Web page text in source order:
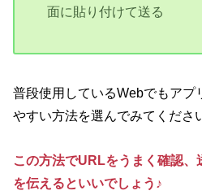
面に貼り付けて送る
普段使用しているWebでもアプ
やすい方法を選んでみてくださ
この方法でURLをうまく確認、
を伝えるといいでしょう♪